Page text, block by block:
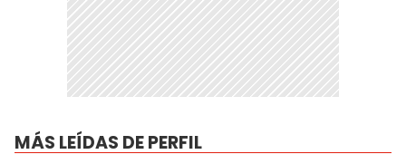
MÁS LEÍDAS DE PERFIL